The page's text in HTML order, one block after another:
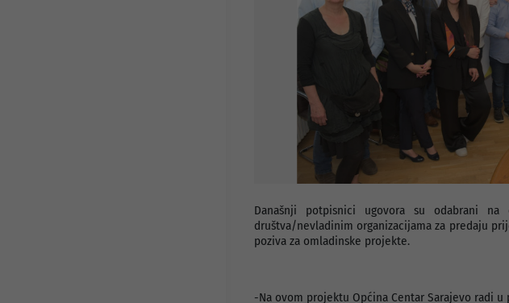
Današnji potpisnici ugovora su odabrani na
društva/nevladinim organizacijama za predaju
poziva za omladinske projekte.
-Na ovom projektu Općina Centar Sarajevo radi